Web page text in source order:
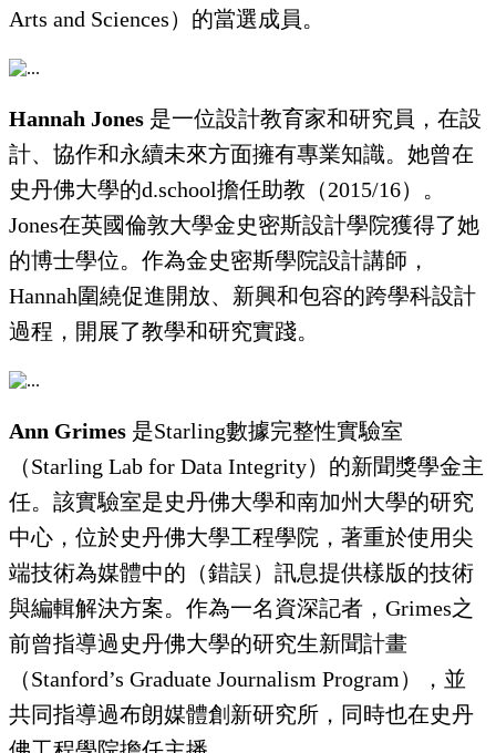
Arts and Sciences）的當選成員。
Hannah Jones 是一位設計教育家和研究員，在設
計、協作和永續未來方面擁有專業知識。她曾在
史丹佛大學的d.school擔任助教（2015/16）。
Jones在英國倫敦大學金史密斯設計學院獲得了她
的博士學位。作為金史密斯學院設計講師，
Hannah圍繞促進開放、新興和包容的跨學科設計
過程，開展了教學和研究實踐。
Ann Grimes 是Starling數據完整性實驗室
（Starling Lab for Data Integrity）的新聞獎學金主
任。該實驗室是史丹佛大學和南加州大學的研究
中心，位於史丹佛大學工程學院，著重於使用尖
端技術為媒體中的（錯誤）訊息提供樣版的技術
與編輯解決方案。作為一名資深記者，Grimes之
前曾指導過史丹佛大學的研究生新聞計畫
（Stanford’s Graduate Journalism Program），並
共同指導過布朗媒體創新研究所，同時也在史丹